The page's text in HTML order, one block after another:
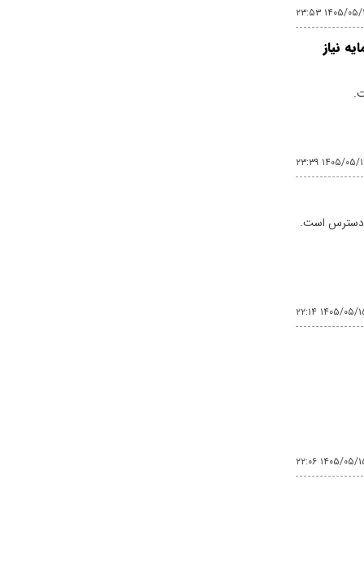
۰۵/۱۵ ۲۳:۵۳
سرمایه نیاز
۰۵/۱۵ ۲۳:۳۹
دسترس است.
۰۵/۱۵ ۲۲:۱۴
۰۵/۱۵ ۲۲:۰۶